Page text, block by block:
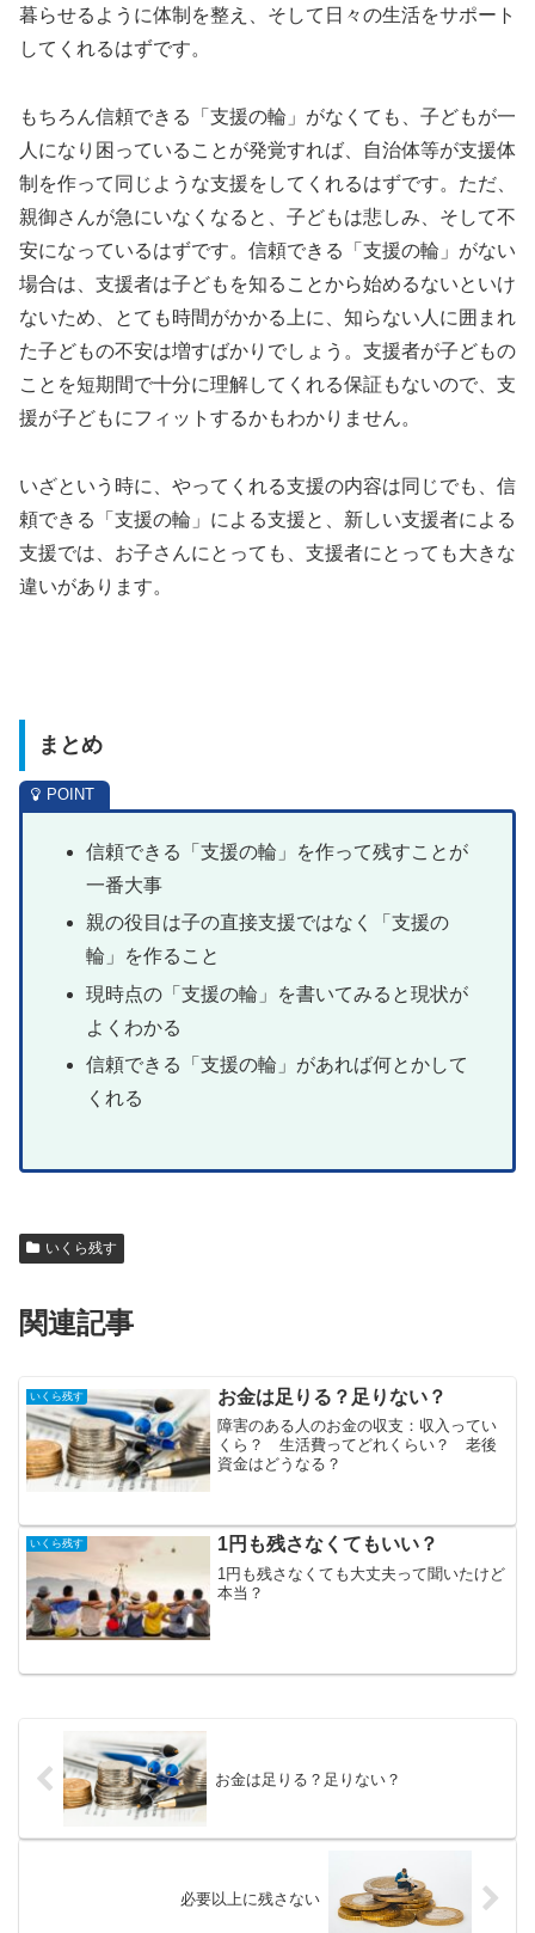
暮らせるように体制を整え、そして日々の生活をサポート
してくれるはずです。
もちろん信頼できる「支援の輪」がなくても、子どもが一
人になり困っていることが発覚すれば、自治体等が支援体
制を作って同じような支援をしてくれるはずです。ただ、
親御さんが急にいなくなると、子どもは悲しみ、そして不
安になっているはずです。信頼できる「支援の輪」がない
場合は、支援者は子どもを知ることから始めるないといけ
ないため、とても時間がかかる上に、知らない人に囲まれ
た子どもの不安は増すばかりでしょう。支援者が子どもの
ことを短期間で十分に理解してくれる保証もないので、支
援が子どもにフィットするかもわかりません。
いざという時に、やってくれる支援の内容は同じでも、信
頼できる「支援の輪」による支援と、新しい支援者による
支援では、お子さんにとっても、支援者にとっても大きな
違いがあります。
まとめ
信頼できる「支援の輪」を作って残すことが
一番大事
親の役目は子の直接支援ではなく「支援の
輪」を作ること
現時点の「支援の輪」を書いてみると現状が
よくわかる
信頼できる「支援の輪」があれば何とかして
くれる
いくら残す
関連記事
いくら残す お金は足りる？足りない？
障害のある人のお金の収支：収入ってい
くら？ 生活費ってどれくらい？ 老後
資金はどうなる？
いくら残す 1円も残さなくてもいい？
1円も残さなくても大丈夫って聞いたけど
本当？
お金は足りる？足りない？
必要以上に残さない